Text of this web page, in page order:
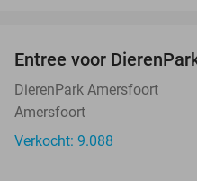
Entree voor
DierenPark Amersfoort
Amersfoort
Verkocht: 9.088